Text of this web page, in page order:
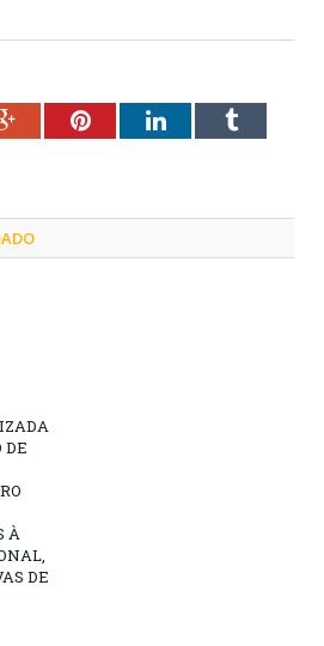
Google+PinterestLinkedInTumblr
DE
À
DE